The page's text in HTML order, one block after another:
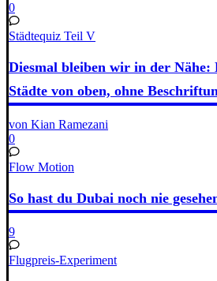
0
Städtequiz Teil V
Diesmal bleiben wir in der Nähe:
Städte von oben, ohne
von Kian Ramezani
0
Flow Motion
So hast du Dubai noch nie
9
Flugpreis-Experiment